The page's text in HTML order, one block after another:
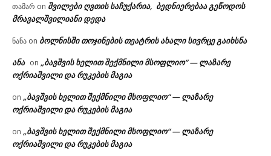
თამარ on შვილები ღვთის საჩუქარია, ბედნიერებაა გეწოდოს
მრავალშვილიანი დედა
ნანა on ბოლნისში თოჯინების თეატრის ახალი სივრცე გაიხსნა
ანა on „ბავშვის ხელით შექმნილი მსოფლიო“ — ლაზარე
ოქრიაშვილი და რუკების მაგია
on „ბავშვის ხელით შექმნილი მსოფლიო“ — ლაზარე
ოქრიაშვილი და რუკების მაგია
on „ბავშვის ხელით შექმნილი მსოფლიო“ — ლაზარე
ოქრიაშვილი და რუკების მაგია